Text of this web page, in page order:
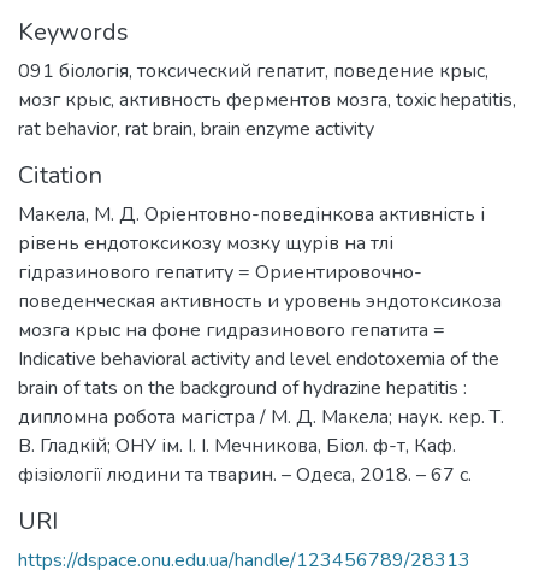
Keywords
091 біологія, токсический гепатит, поведение крыс,
мозг крыс, активность ферментов мозга, toxic hepatitis,
rat behavior, rat brain, brain enzyme activity
Citation
Макела, М. Д. Оріентовно-поведінкова активність і
рівень ендотоксикозу мозку щурів на тлі
гідразинового гепатиту = Ориентировочно-
поведенческая активность и уровень эндотоксикоза
мозга крыс на фоне гидразинового гепатита =
Indicative behavioral activity and level endotoxemia of the
brain of tats on the background of hydrazine hepatitis :
дипломна робота магістра / М. Д. Макела; наук. кер. Т.
В. Гладкій; ОНУ ім. І. І. Мечникова, Біол. ф-т, Каф.
фізіології людини та тварин. – Одеса, 2018. – 67 с.
URI
https://dspace.onu.edu.ua/handle/123456789/28313